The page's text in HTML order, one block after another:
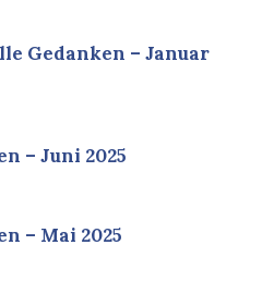
Gedanken – Januar
– Juni 2025
– Mai 2025